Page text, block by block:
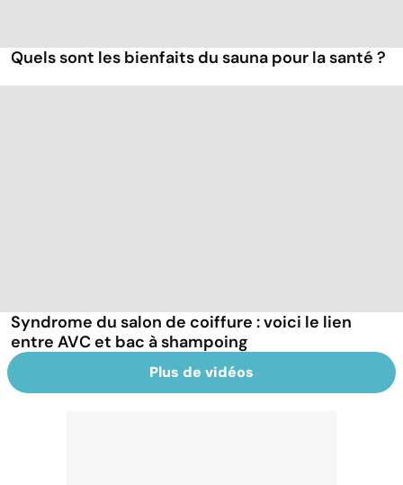
Quels sont les bienfaits du sauna pour la santé ?
Syndrome du salon de coiffure : voici le lien
entre AVC et bac à shampoing
Plus de vidéos